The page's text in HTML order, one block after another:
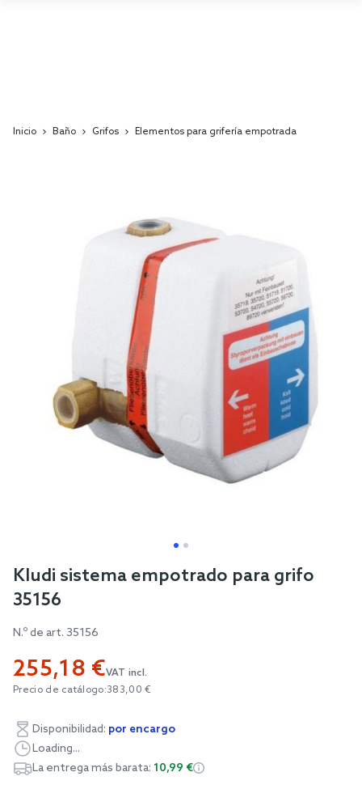
Inicio Baño Grifos Elementos para grifería empotrada
Skip
to
beginning
the
images
Kludi sistema empotrado para grifo
35156
N.º de art. 35156
255,18 €VAT incl.
Precio de catálogo:383,00 €
Disponibilidad: por encargo
Loading...
La entrega más barata: 10,99 €